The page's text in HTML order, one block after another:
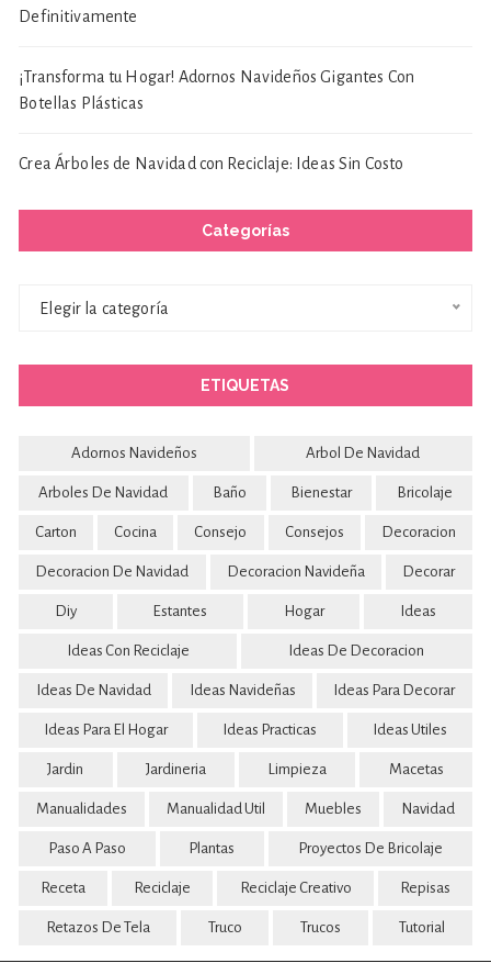
Definitivamente
¡Transforma tu Hogar! Adornos Navideños Gigantes Con
Botellas Plásticas
Crea Árboles de Navidad con Reciclaje: Ideas Sin Costo
Categorías
Elegir la categoría
ETIQUETAS
Adornos Navideños Arbol De Navidad
Arboles De Navidad Baño Bienestar Bricolaje
Carton Cocina Consejo Consejos Decoracion
Decoracion De Navidad Decoracion Navideña Decorar
Diy Estantes Hogar Ideas
Ideas Con Reciclaje Ideas De Decoracion
Ideas De Navidad Ideas Navideñas Ideas Para Decorar
Ideas Para El Hogar Ideas Practicas Ideas Utiles
Jardin Jardineria Limpieza Macetas
Manualidades Manualidad Util Muebles Navidad
Paso A Paso Plantas Proyectos De Bricolaje
Receta Reciclaje Reciclaje Creativo Repisas
Retazos De Tela Truco Trucos Tutorial